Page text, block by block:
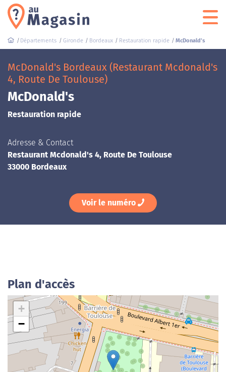
Départements Gironde Bordeaux Restauration rapide McDonald's
McDonald's Bordeaux (Restaurant Mcdonald's
4, Route De Toulouse)
McDonald's
Restauration rapide
Adresse & Contact
Restaurant Mcdonald's 4, Route De Toulouse
33000 Bordeaux
Voir le numéro
Plan d'accès
+
−